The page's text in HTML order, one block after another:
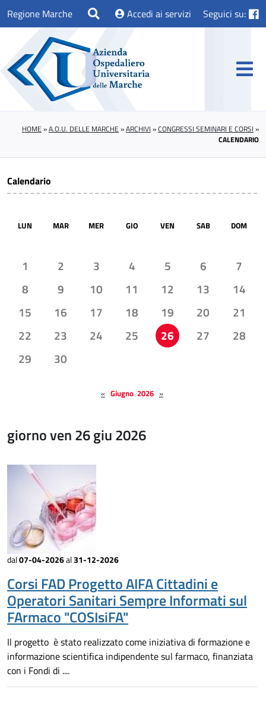
Regione Marche Accedi ai servizi Seguici su:
HOME »A.O.U. DELLE MARCHE »ARCHIVI »CONGRESSI SEMINARI E CORSI »
CALENDARIO
Calendario
LUN MAR MER GIO VEN SAB DOM
1 2 3 4 5 6
7
8
9 10 11 12 13
14
15
16 17 18 19 20
21
22
23 24 25 26 27
28
29
30
« Giugno 2026 »
giorno ven 26 giu 2026
dal07-04-2026al31-12-2026
Corsi FAD Progetto AIFA Cittadini e
Operatori Sanitari Sempre Informati sul
FArmaco "COSIsiFA"
Il progetto è stato realizzato come iniziativa di formazione e
informazione scientifica indipendente sul farmaco, finanziata
con i Fondi di ....